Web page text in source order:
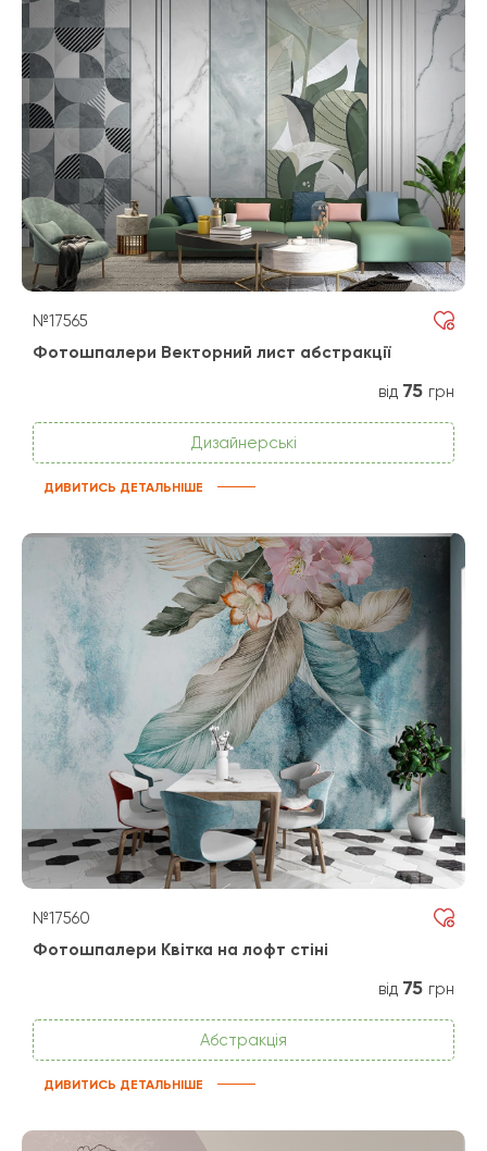
№17565
Фотошпалери Векторний лист абстракції
від 75 грн
Дизайнерські
ДИВИТИСЬ ДЕТАЛЬНІШЕ
№17560
Фотошпалери Квітка на лофт стіні
від 75 грн
Абстракція
ДИВИТИСЬ ДЕТАЛЬНІШЕ